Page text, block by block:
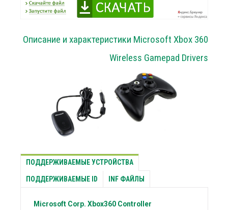
Описание и характеристики Microsoft Xbox 360
Wireless Gamepad Drivers
ПОДДЕРЖИВАЕМЫЕ УСТРОЙСТВА
ПОДДЕРЖИВАЕМЫЕ ID INF ФАЙЛЫ
Microsoft Corp. Xbox360 Controller